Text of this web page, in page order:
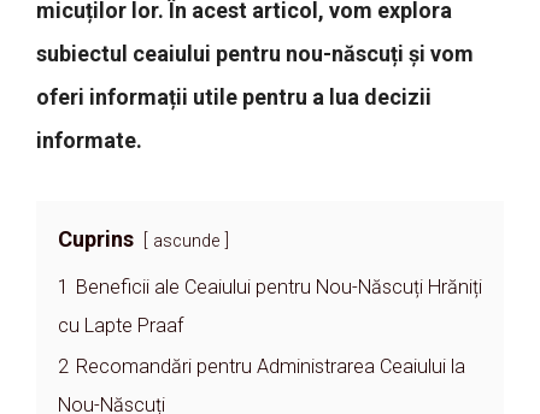
micuților lor. În acest articol, vom explora
subiectul ceaiului pentru nou-născuți și vom
oferi informații utile pentru a lua decizii
informate.
Cuprins ascunde
1
Beneficii ale Ceaiului pentru Nou-Născuți Hrăniți
cu Lapte Praaf
2 Recomandări pentru Administrarea Ceaiului la
Nou-Născuți